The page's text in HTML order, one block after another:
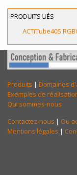
PRODUITS LIÉS
ACTiTube40S
Produits | Domaines
Exemples de
Qui sommes-nous
Contactez-nous | Ou
Mentions légales |